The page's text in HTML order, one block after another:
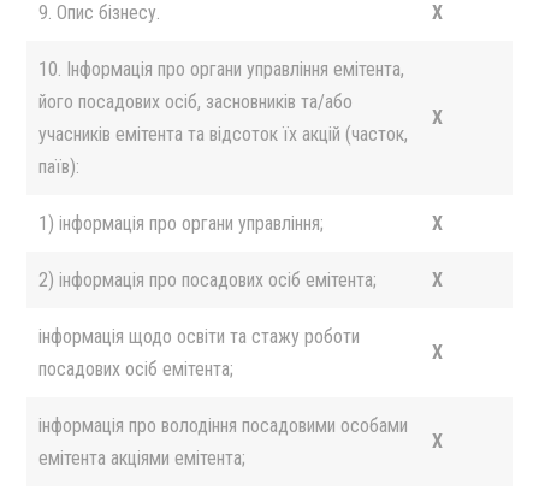
9. Опис бізнесу. X
10. Інформація про органи управління емітента,
його посадових осіб, засновників та/або
учасників емітента та відсоток їх акцій (часток,
паїв):
X
1) інформація про органи управління; X
2) інформація про посадових осіб емітента; X
інформація щодо освіти та стажу роботи
посадових осіб емітента;
X
інформація про володіння посадовими особами
емітента акціями емітента;
X